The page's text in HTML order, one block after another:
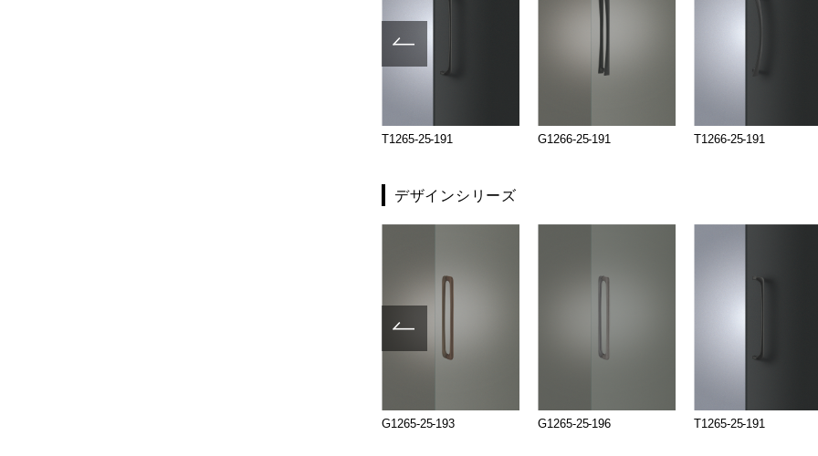
T1265-25-191 G1266-25-191 T1266-25-191
デザインシリーズ
G1265-25-193 G1265-25-196 T1265-25-191